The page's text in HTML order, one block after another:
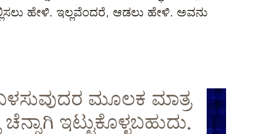
ಹೇಳಿ. ಇಲ್ಲವೆಂದರೆ, ಆಡಲು ಹೇಳಿ. ಅವನು
ಮೂಲಕ ಮಾತ್ರ
ಇಟ್ಟುಕೊಳ್ಳಬಹುದು.